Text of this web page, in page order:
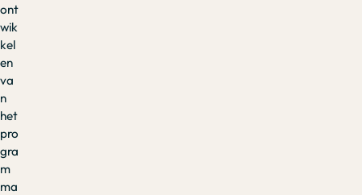
ont
wik
kel
en
va
n
het
pro
gra
m
ma